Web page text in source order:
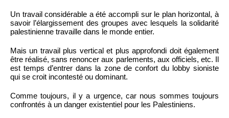
Un travail considérable a été accompli sur le plan horizontal, à
savoir l’élargissement des groupes avec lesquels la solidarité
palestinienne travaille dans le monde entier.
Mais un travail plus vertical et plus approfondi doit également
être réalisé, sans renoncer aux parlements, aux officiels, etc. Il
est temps d’entrer dans la zone de confort du lobby sioniste
qui se croit incontesté ou dominant.
Comme toujours, il y a urgence, car nous sommes toujours
confrontés à un danger existentiel pour les Palestiniens.